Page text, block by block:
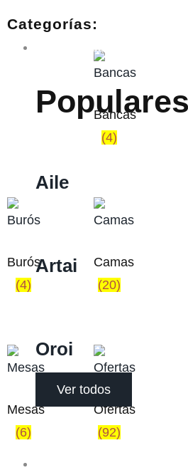
Percheros
Populares
Aile
Artai
Oroi
Ver todos
Categorías:
Bancas
(4)
Burós
(4)
Camas
(20)
Mesas
(6)
Ofertas
(92)